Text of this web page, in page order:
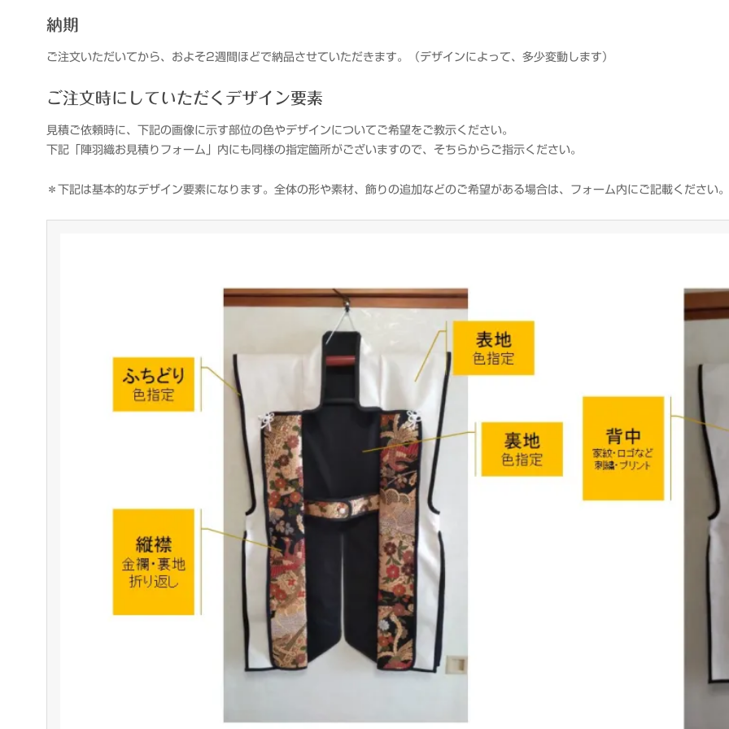
納期
ご注文いただいてから、およそ2週間ほどで納品させていただきます。（デザインによって、多少変動します）
ご注文時にしていただくデザイン要素
見積ご依頼時に、下記の画像に示す部位の色やデザインについてご希望をご教示ください。
下記「陣羽織お見積りフォーム」内にも同様の指定箇所がございますので、そちらからご指示ください。
＊下記は基本的なデザイン要素になります。全体の形や素材、飾りの追加などのご希望がある場合は、フォーム内にご記載ください。